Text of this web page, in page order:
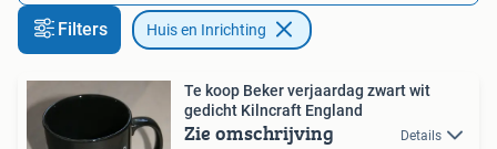
Filters Huis en Inrichting
Te koop Beker verjaardag zwart wit
gedicht Kilncraft England
Zie omschrijving Details